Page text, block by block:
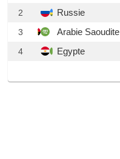
2
Russie
3
Arabie Saoudite
4
Egypte